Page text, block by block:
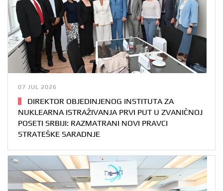
07 JUL 2026
DIREKTOR OBJEDINJENOG INSTITUTA ZA
NUKLEARNA ISTRAŽIVANJA PRVI PUT U ZVANIČNOJ
POSETI SRBIJI: RAZMATRANI NOVI PRAVCI
STRATEŠKE SARADNJE